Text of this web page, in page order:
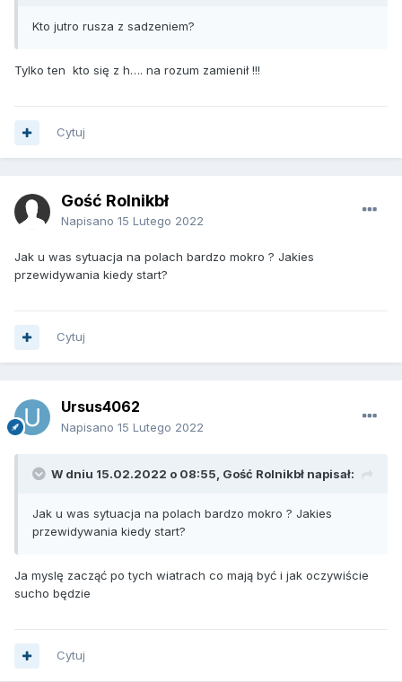
Kto jutro rusza z sadzeniem?
Tylko ten kto się z h…. na rozum zamienił !!!
Cytuj
Gość Rolnikbł
Napisano 15 Lutego 2022
Jak u was sytuacja na polach bardzo mokro ? Jakies
przewidywania kiedy start?
Cytuj
Ursus4062
Napisano 15 Lutego 2022
W dniu 15.02.2022 o 08:55, Gość Rolnikbł napisał:
Jak u was sytuacja na polach bardzo mokro ? Jakies
przewidywania kiedy start?
Ja myslę zacząć po tych wiatrach co mają być i jak oczywiście
sucho będzie
Cytuj